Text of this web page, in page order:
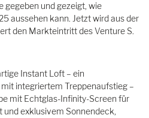
gegeben und gezeigt, wie
aussehen kann. Jetzt wird aus der
den Markteintritt des Venture S.
Instant Loft – ein
integriertem Treppenaufstieg –
mit Echtglas-Infinity-Screen für
exklusivem Sonnendeck,